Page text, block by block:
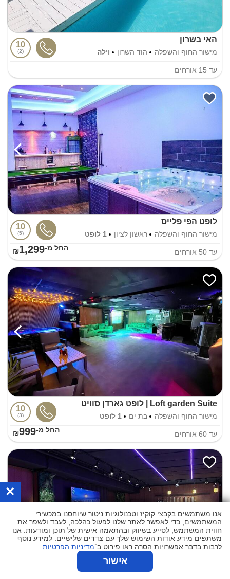
האי בשרון
מישור החוף והשפלה הוד השרון וילה
10
2
עד 15 אורחים
לופט הפי פלייס
מישור החוף והשפלה ראשון לציון 1 לופט
10
5
עד 50 אורחים החל מ-₪1,299
Loft garden Suite | לופט גארדן סוויט
מישור החוף והשפלה בת ים 1 לופט
10
3
עד 60 אורחים החל מ-₪999
×
אנו משתמשים בקבצי קוקיז וטכנולוגיות ניטור שיוחסנו במכשירי
המשתמשים, כדי לאפשר לאתר שלנו לפעול כהלכה, לעבד ולשפר את
חווית המשתמש, לסייע בשיווק ובהתאמה אישית של תוכן ומודעות. אנו
משתפים מידע אודות השימוש שלך עם צדדים שלישיים. למידע נוסף
לרבות בדבר אפשרויות הסרה ראו פירוט ב־מדיניות הפרטיות
אישור